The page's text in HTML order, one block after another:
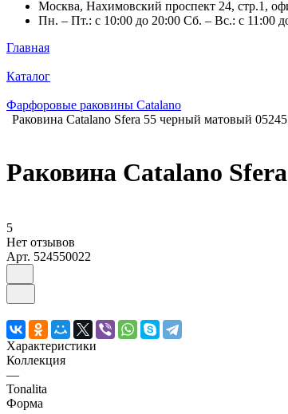
Москва, Нахимовский проспект 24, стр.1,
Пн. – Пт.: с 10:00 до 20:00 Сб. – Вс.: с 11:00
Главная
Каталог
Фарфоровые раковины Catalano
Раковина Catalano Sfera 55 черный матовый
Раковина Catalano
5
Нет отзывов
Арт. 524550022
Характеристики
Коллекция
—
Tonalita
Форма